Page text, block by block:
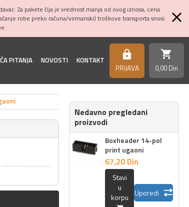
Za pakete čija je vrednost manja od ovog iznosa, cena
robe preko računa/virmanski) troškove transporta snosi
PITANJA NOVOSTI KONTAKT https
PRIJAVA
shopping_cart
0,00 Din
Nedavno pregledani
proizvodi
Boxheader 14-pol
print ugaoni
67,20 Din
Stavi
u
korpu
Uporedi